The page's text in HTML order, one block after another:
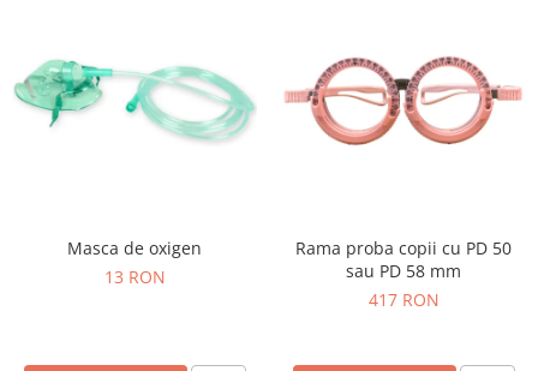
Masca de oxigen
13 RON
Rama proba copii cu PD 50
sau PD 58 mm
417 RON